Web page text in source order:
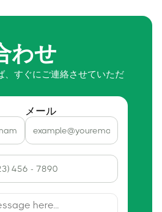
わせ
、すぐにご連絡させていただ
メール